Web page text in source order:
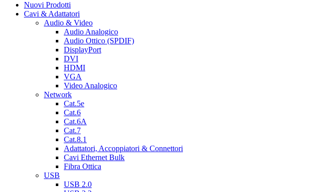
Nuovi Prodotti
Cavi & Adattatori
Audio & Video
Audio Analogico
Audio Ottico (SPDIF)
DisplayPort
DVI
HDMI
VGA
Video Analogico
Network
Cat.5e
Cat.6
Cat.6A
Cat.7
Cat.8.1
Adattatori, Accoppiatori & Connettori
Cavi Ethernet Bulk
Fibra Ottica
USB
USB 2.0